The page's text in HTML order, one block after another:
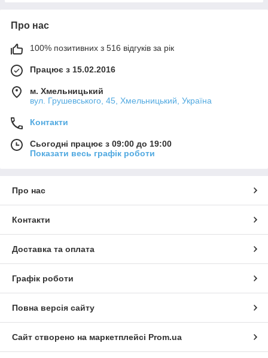
Про нас
100% позитивних з 516 відгуків за рік
Працює з 15.02.2016
м. Хмельницький
вул. Грушевського, 45, Хмельницький, Україна
Контакти
Сьогодні працює з 09:00 до 19:00
Показати весь графік роботи
Про нас
Контакти
Доставка та оплата
Графік роботи
Повна версія сайту
Сайт створено на маркетплейсі Prom.ua